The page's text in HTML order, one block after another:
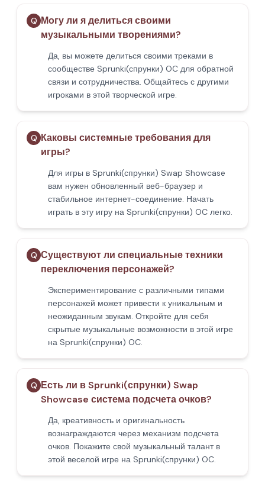
Q Могу ли я делиться своими
музыкальными творениями?
Да, вы можете делиться своими треками в
сообществе Sprunki(спрунки) OC для обратной
связи и сотрудничества. Общайтесь с другими
игроками в этой творческой игре.
Q Каковы системные требования для
игры?
Для игры в Sprunki(спрунки) Swap Showcase
вам нужен обновленный веб-браузер и
стабильное интернет-соединение. Начать
играть в эту игру на Sprunki(спрунки) OC легко.
Q Существуют ли специальные техники
переключения персонажей?
Экспериментирование с различными типами
персонажей может привести к уникальным и
неожиданным звукам. Откройте для себя
скрытые музыкальные возможности в этой игре
на Sprunki(спрунки) OC.
Q Есть ли в Sprunki(спрунки) Swap
Showcase система подсчета очков?
Да, креативность и оригинальность
вознаграждаются через механизм подсчета
очков. Покажите свой музыкальный талант в
этой веселой игре на Sprunki(спрунки) OC.